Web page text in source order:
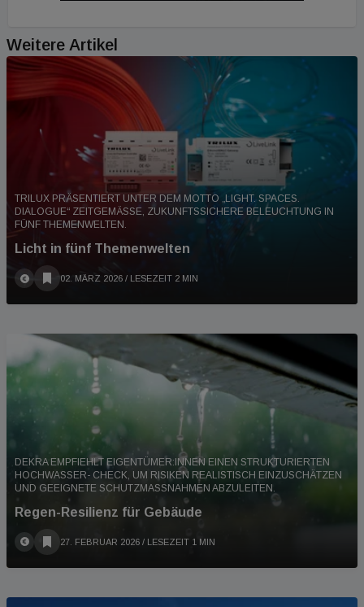
Weitere Artikel
TRILUX PRÄSENTIERT UNTER DEM MOTTO „LIGHT. SPACES.
DIALOGUE“ ZEITGEMÄSSE, ZUKUNFTSSICHERE BELEUCHTUNG IN F
ÜNF THEMENWELTEN.
Licht in fünf Themenwelten
02. MÄRZ 2026 / LESEZEIT 2 MIN
DEKRA EMPFIEHLT EIGENTÜMER:INNEN EINEN STRUKTURIERTEN
HOCHWASSER- CHECK, UM RISIKEN REALISTISCH EINZUSCHÄTZEN
UND GEEIGNETE SCHUTZMASSNAHMEN ABZULEITEN.
Regen-Resilienz für Gebäude
27. FEBRUAR 2026 / LESEZEIT 1 MIN